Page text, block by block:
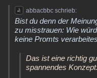
abbacbbc schrieb:
Bist du denn der
zu misstrauen: Wie
keine Promts
Das ist eine richtig
spannendes